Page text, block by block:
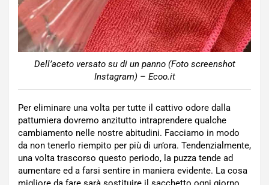
Dell’aceto versato su di un panno (Foto screenshot
Instagram) – Ecoo.it
Per eliminare una volta per tutte il cattivo odore dalla
pattumiera dovremo anzitutto intraprendere qualche
cambiamento nelle nostre abitudini. Facciamo in modo
da non tenerlo riempito per più di un’ora. Tendenzialmente,
una volta trascorso questo periodo, la puzza tende ad
aumentare ed a farsi sentire in maniera evidente. La cosa